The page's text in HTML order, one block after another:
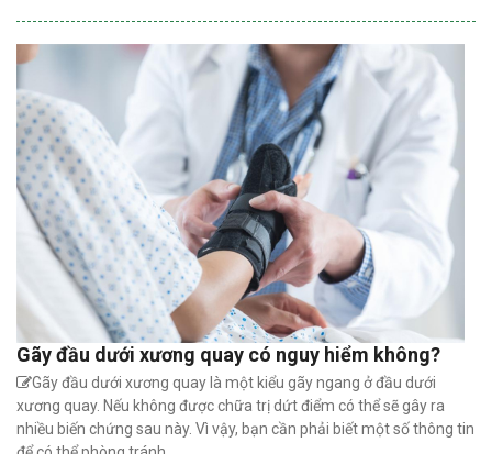
Gãy đầu dưới xương quay có nguy hiểm không?
Gãy đầu dưới xương quay là một kiểu gãy ngang ở đầu dưới
xương quay. Nếu không được chữa trị dứt điểm có thể sẽ gây ra
nhiều biến chứng sau này. Vì vậy, bạn cần phải biết một số thông tin